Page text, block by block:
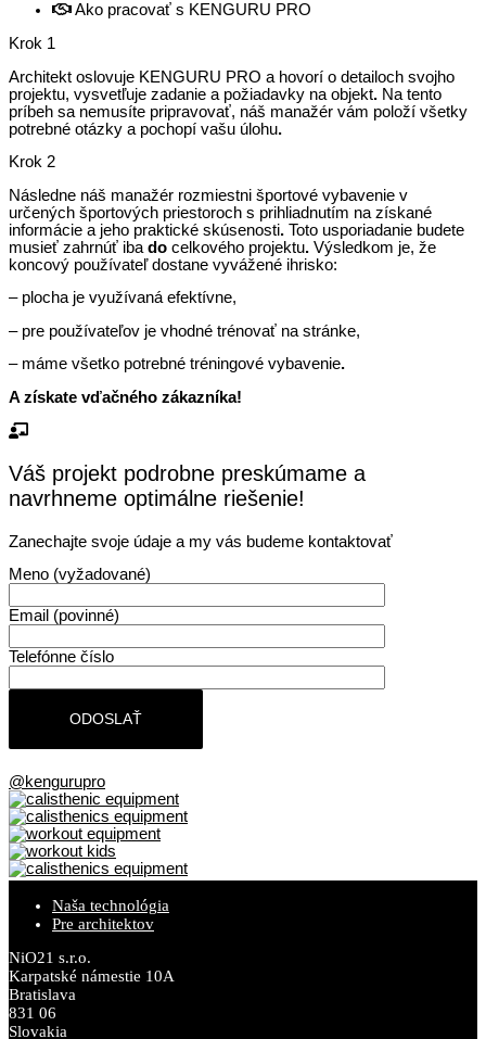
Ako pracovať s KENGURU PRO
Krok 1
Architekt oslovuje KENGURU PRO a hovorí o detailoch svojho
projektu, vysvetľuje zadanie a požiadavky na objekt. Na tento
príbeh sa nemusíte pripravovať, náš manažér vám položí všetky
potrebné otázky a pochopí vašu úlohu.
Krok 2
Následne náš manažér rozmiestni športové vybavenie v
určených športových priestoroch s prihliadnutím na získané
informácie a jeho praktické skúsenosti. Toto usporiadanie budete
musieť zahrnúť iba do celkového projektu. Výsledkom je, že
koncový používateľ dostane vyvážené ihrisko:
– plocha je využívaná efektívne,
– pre používateľov je vhodné trénovať na stránke,
– máme všetko potrebné tréningové vybavenie.
A získate vďačného zákazníka!
Váš projekt podrobne preskúmame a
navrhneme optimálne riešenie!
Zanechajte svoje údaje a my vás budeme kontaktovať
Meno (vyžadované)
Email (povinné)
Telefónne číslo
@kengurupro
Naša technológia
Pre architektov
NiO21 s.r.o.
Karpatské námestie 10A
Bratislava
831 06
Slovakia